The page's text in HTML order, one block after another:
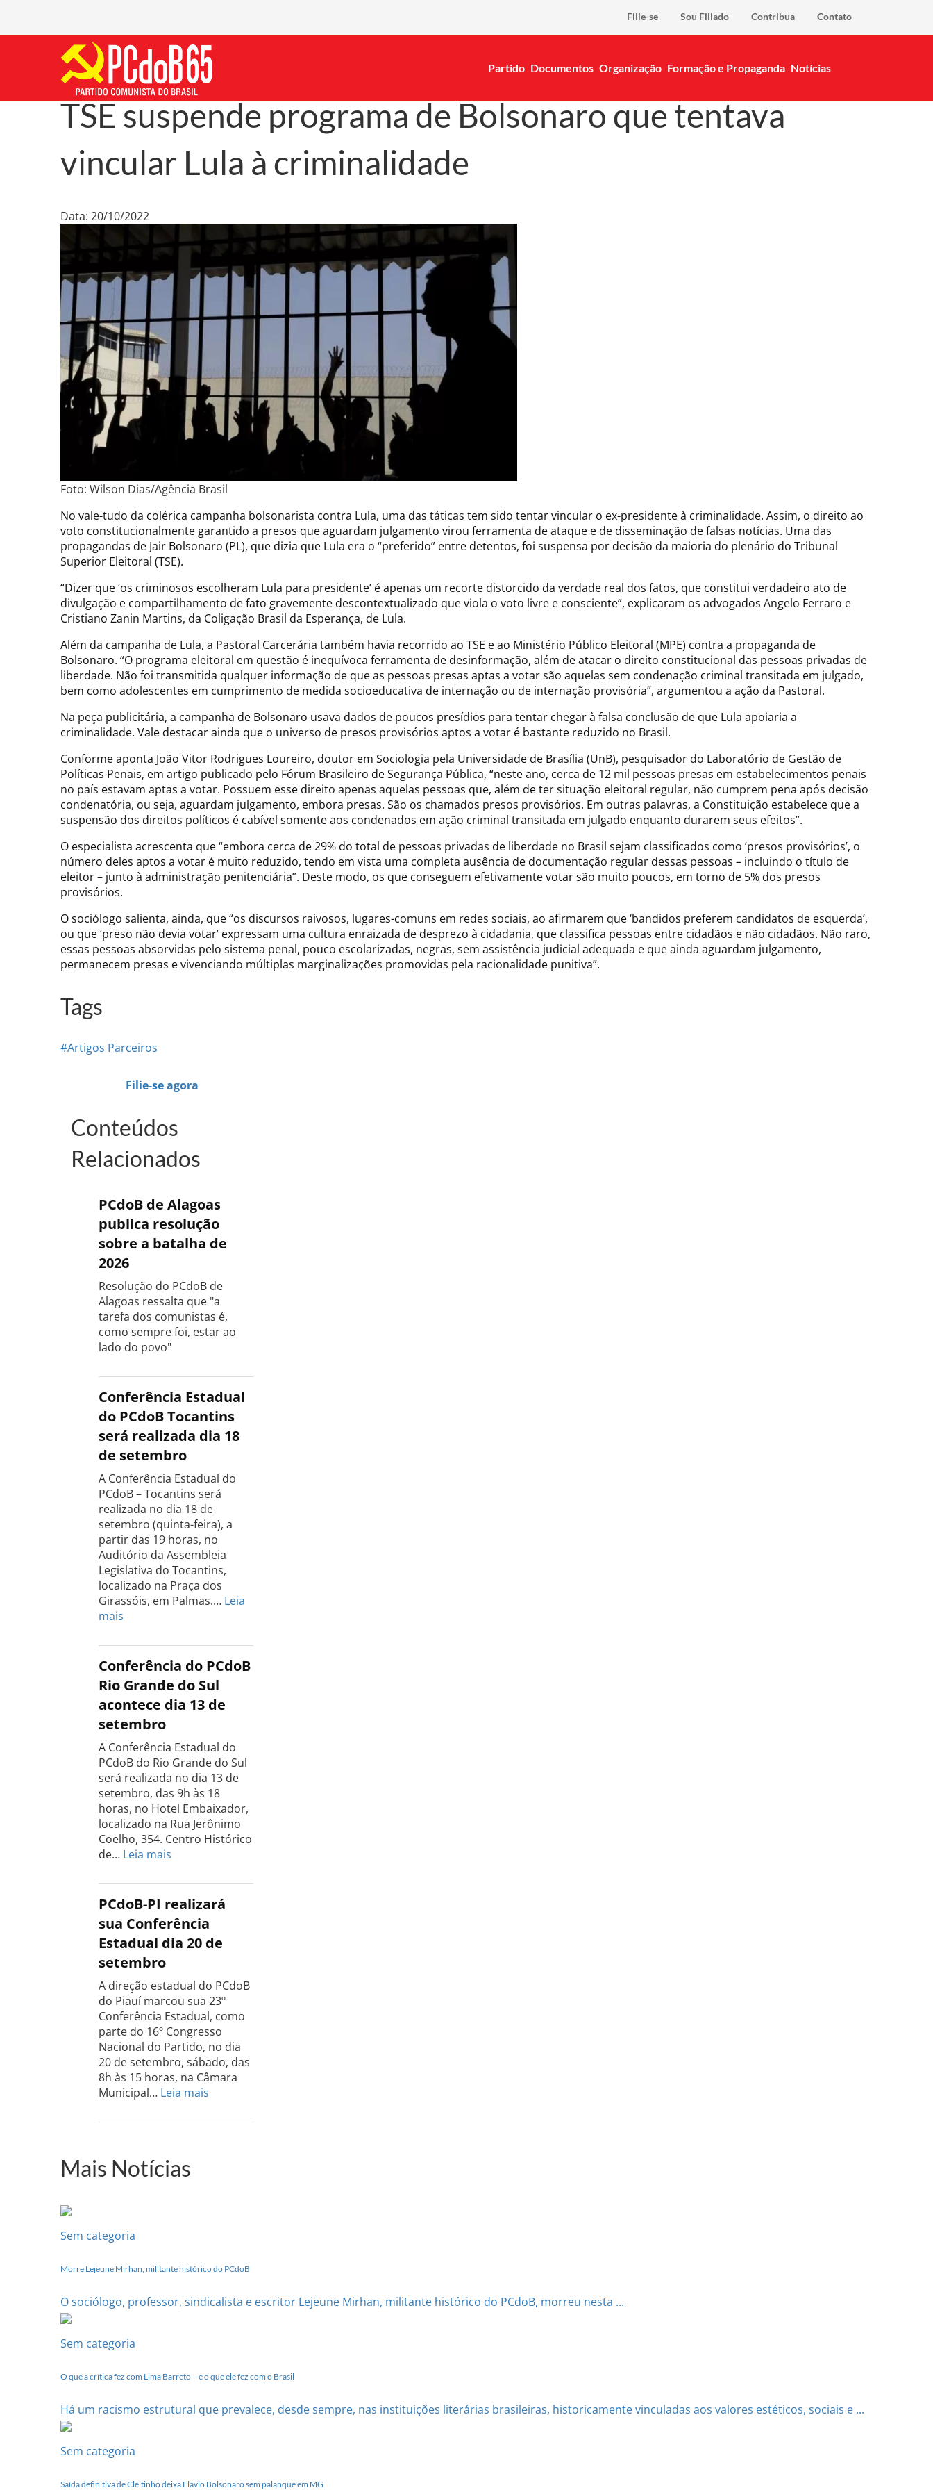
Filie-se Sou Filiado Contribua Contato
Partido Documentos Organização Formação e Propaganda Notícias
TSE suspende programa de Bolsonaro que tentava
vincular Lula à criminalidade
Data: 20/10/2022
Foto: Wilson Dias/Agência Brasil
No vale-tudo da colérica campanha bolsonarista contra Lula, uma das táticas tem sido tentar vincular o ex-presidente à criminalidade. Assim, o direito ao
voto constitucionalmente garantido a presos que aguardam julgamento virou ferramenta de ataque e de disseminação de falsas notícias. Uma das
propagandas de Jair Bolsonaro (PL), que dizia que Lula era o “preferido” entre detentos, foi suspensa por decisão da maioria do plenário do Tribunal
Superior Eleitoral (TSE).
“Dizer que ‘os criminosos escolheram Lula para presidente’ é apenas um recorte distorcido da verdade real dos fatos, que constitui verdadeiro ato de
divulgação e compartilhamento de fato gravemente descontextualizado que viola o voto livre e consciente”, explicaram os advogados Angelo Ferraro e
Cristiano Zanin Martins, da Coligação Brasil da Esperança, de Lula.
Além da campanha de Lula, a Pastoral Carcerária também havia recorrido ao TSE e ao Ministério Público Eleitoral (MPE) contra a propaganda de
Bolsonaro. “O programa eleitoral em questão é inequívoca ferramenta de desinformação, além de atacar o direito constitucional das pessoas privadas de
liberdade. Não foi transmitida qualquer informação de que as pessoas presas aptas a votar são aquelas sem condenação criminal transitada em julgado,
bem como adolescentes em cumprimento de medida socioeducativa de internação ou de internação provisória”, argumentou a ação da Pastoral.
Na peça publicitária, a campanha de Bolsonaro usava dados de poucos presídios para tentar chegar à falsa conclusão de que Lula apoiaria a
criminalidade. Vale destacar ainda que o universo de presos provisórios aptos a votar é bastante reduzido no Brasil.
Conforme aponta João Vitor Rodrigues Loureiro, doutor em Sociologia pela Universidade de Brasília (UnB), pesquisador do Laboratório de Gestão de
Políticas Penais, em artigo publicado pelo Fórum Brasileiro de Segurança Pública, “neste ano, cerca de 12 mil pessoas presas em estabelecimentos penais
no país estavam aptas a votar. Possuem esse direito apenas aquelas pessoas que, além de ter situação eleitoral regular, não cumprem pena após decisão
condenatória, ou seja, aguardam julgamento, embora presas. São os chamados presos provisórios. Em outras palavras, a Constituição estabelece que a
suspensão dos direitos políticos é cabível somente aos condenados em ação criminal transitada em julgado enquanto durarem seus efeitos”.
O especialista acrescenta que “embora cerca de 29% do total de pessoas privadas de liberdade no Brasil sejam classificados como ‘presos provisórios’, o
número deles aptos a votar é muito reduzido, tendo em vista uma completa ausência de documentação regular dessas pessoas – incluindo o título de
eleitor – junto à administração penitenciária”. Deste modo, os que conseguem efetivamente votar são muito poucos, em torno de 5% dos presos
provisórios.
O sociólogo salienta, ainda, que “os discursos raivosos, lugares-comuns em redes sociais, ao afirmarem que ‘bandidos preferem candidatos de esquerda’,
ou que ‘preso não devia votar’ expressam uma cultura enraizada de desprezo à cidadania, que classifica pessoas entre cidadãos e não cidadãos. Não raro,
essas pessoas absorvidas pelo sistema penal, pouco escolarizadas, negras, sem assistência judicial adequada e que ainda aguardam julgamento,
permanecem presas e vivenciando múltiplas marginalizações promovidas pela racionalidade punitiva”.
Tags
#Artigos Parceiros
Filie-se agora
Conteúdos
Relacionados
PCdoB de Alagoas
publica resolução
sobre a batalha de
2026
Resolução do PCdoB de
Alagoas ressalta que "a
tarefa dos comunistas é,
como sempre foi, estar ao
lado do povo"
Conferência Estadual
do PCdoB Tocantins
será realizada dia 18
de setembro
A Conferência Estadual do
PCdoB – Tocantins será
realizada no dia 18 de
setembro (quinta-feira), a
partir das 19 horas, no
Auditório da Assembleia
Legislativa do Tocantins,
localizado na Praça dos
Girassóis, em Palmas.… Leia
mais
Estadual
do
Tocantins
será
realizada
18
de
setembro
Conferência do PCdoB
Rio Grande do Sul
acontece dia 13 de
setembro
A Conferência Estadual do
PCdoB do Rio Grande do Sul
será realizada no dia 13 de
setembro, das 9h às 18
horas, no Hotel Embaixador,
localizado na Rua Jerônimo
Coelho, 354. Centro Histórico
de… Leia mais
do
PCdoB
Rio
Grande
do
dia
13
de
setembro
PCdoB-PI realizará
sua Conferência
Estadual dia 20 de
setembro
A direção estadual do PCdoB
do Piauí marcou sua 23º
Conferência Estadual, como
parte do 16º Congresso
Nacional do Partido, no dia
20 de setembro, sábado, das
8h às 15 horas, na Câmara
Municipal… Leia mais
PI
Mais Notícias
Sem categoria
Morre Lejeune Mirhan, militante histórico do PCdoB
O sociólogo, professor, sindicalista e escritor Lejeune Mirhan, militante histórico do PCdoB, morreu nesta ...
Sem categoria
O que a crítica fez com Lima Barreto – e o que ele fez com o Brasil
Há um racismo estrutural que prevalece, desde sempre, nas instituições literárias brasileiras, historicamente vinculadas aos valores estéticos, sociais e ...
Sem categoria
Saída definitiva de Cleitinho deixa Flávio Bolsonaro sem palanque em MG